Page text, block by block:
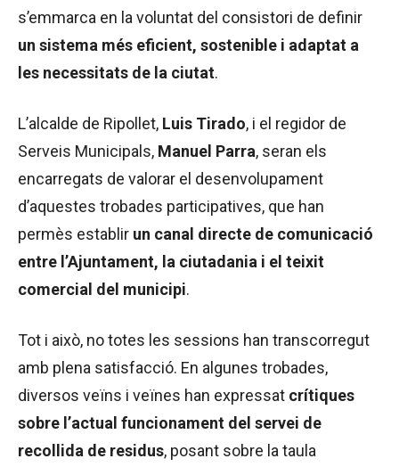
s’emmarca en la voluntat del consistori de definir
un sistema més eficient, sostenible i adaptat a
les necessitats de la ciutat.
L’alcalde de Ripollet, Luis Tirado, i el regidor de
Serveis Municipals, Manuel Parra, seran els
encarregats de valorar el desenvolupament
d’aquestes trobades participatives, que han
permès establir un canal directe de comunicació
entre l’Ajuntament, la ciutadania i el teixit
comercial del municipi.
Tot i això, no totes les sessions han transcorregut
amb plena satisfacció. En algunes trobades,
diversos veïns i veïnes han expressat crítiques
sobre l’actual funcionament del servei de
recollida de residus, posant sobre la taula